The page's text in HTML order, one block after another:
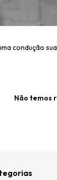
condução
Não temos